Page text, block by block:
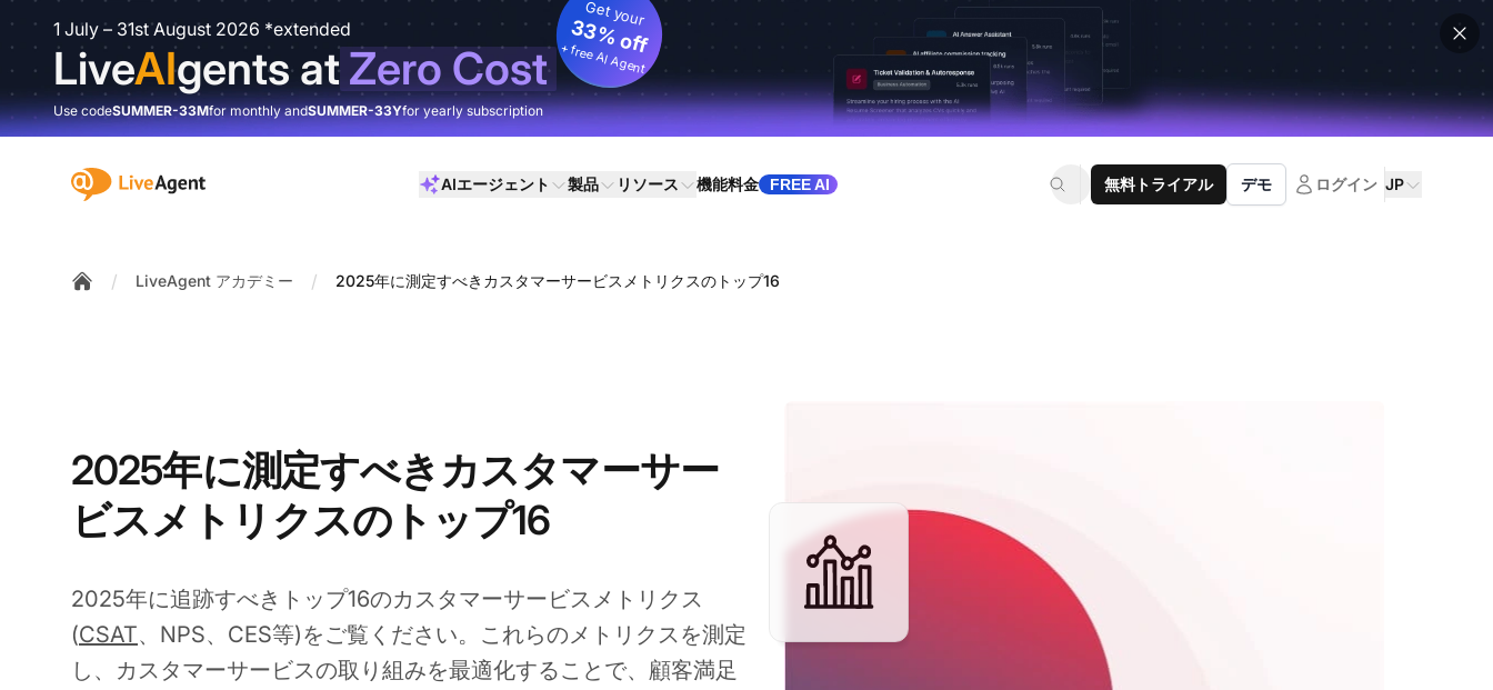
1 July – 31st August 2026 *extended
LiveAIgents atZero Cost
Get your
33% off
+ free AI Agent
Use codeSUMMER-33Mfor monthly andSUMMER-33Yfor yearly subscription
:site.title AIエージェント 製品 リソース 機能料金 FREE AI 無料トライアル デモ ログイン JP
/ LiveAgent アカデミー / 2025年に測定すべきカスタマーサービスメトリクスのトップ16
2025年に測定すべきカスタマーサー
ビスメトリクスのトップ16
2025年に追跡すべきトップ16のカスタマーサービスメトリクス
(CSAT、NPS、CES等)をご覧ください。これらのメトリクスを測定
し、カスタマーサービスの取り組みを最適化することで、顧客満足